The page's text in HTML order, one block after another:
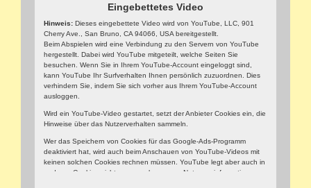
Eingebettetes Video
Hinweis:Dieses eingebettete Video wird von YouTube, LLC, 901
Cherry Ave., San Bruno, CA 94066, USA bereitgestellt.
Beim Abspielen wird eine Verbindung zu den Servern von YouTube
hergestellt. Dabei wird YouTube mitgeteilt, welche Seiten Sie
besuchen. Wenn Sie in Ihrem YouTube-Account eingeloggt sind,
kann YouTube Ihr Surfverhalten Ihnen persönlich zuzuordnen. Dies
verhindern Sie, indem Sie sich vorher aus Ihrem YouTube-Account
ausloggen.
Wird ein YouTube-Video gestartet, setzt der Anbieter Cookies ein, die
Hinweise über das Nutzerverhalten sammeln.
Wer das Speichern von Cookies für das Google-Ads-Programm
deaktiviert hat, wird auch beim Anschauen von YouTube-Videos mit
keinen solchen Cookies rechnen müssen. YouTube legt aber auch in
anderen Cookies nicht-personenbezogene Nutzungsinformationen